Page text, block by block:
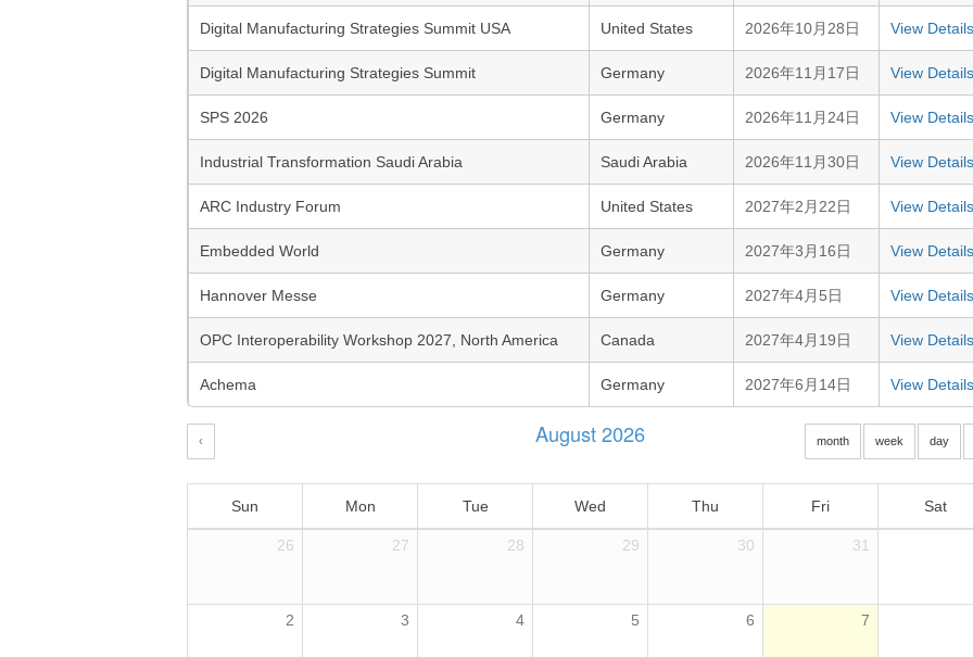
Digital Manufacturing Strategies Summit USA United States 2026年10月28日 View Details
Digital Manufacturing Strategies Summit Germany 2026年11月17日 View Details
SPS 2026 Germany 2026年11月24日 View Details
Industrial Transformation Saudi Arabia Saudi Arabia 2026年11月30日 View Details
ARC Industry Forum United States 2027年2月22日 View Details
Embedded World Germany 2027年3月16日 View Details
Hannover Messe Germany 2027年4月5日 View Details
OPC Interoperability Workshop 2027, North America Canada 2027年4月19日 View Details
Achema Germany 2027年6月14日 View Details
‹ August 2026 month week day
Sun Mon Tue Wed Thu Fri Sat
26 27 28 29 30 31
2 3 4 5 6 7